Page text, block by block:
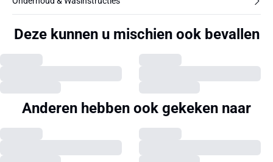
Deze kunnen u mischien ook bevallen
Anderen hebben ook gekeken naar